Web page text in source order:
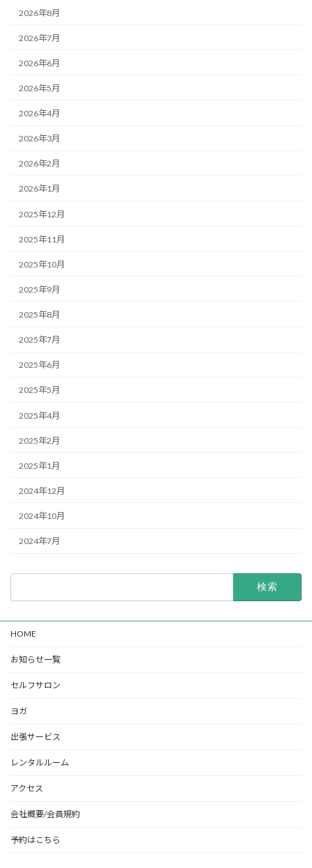
2026年8月
2026年7月
2026年6月
2026年5月
2026年4月
2026年3月
2026年2月
2026年1月
2025年12月
2025年11月
2025年10月
2025年9月
2025年8月
2025年7月
2025年6月
2025年5月
2025年4月
2025年2月
2025年1月
2024年12月
2024年10月
2024年7月
HOME
お知らせ一覧
セルフサロン
ヨガ
出張サービス
レンタルルーム
アクセス
会社概要/会員規約
予約はこちら